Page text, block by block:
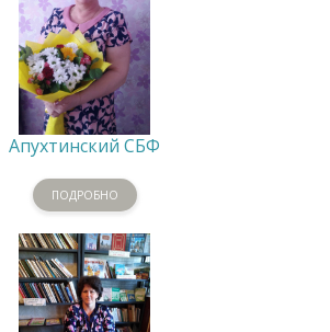
Апухтинский СБФ
ПОДРОБНО